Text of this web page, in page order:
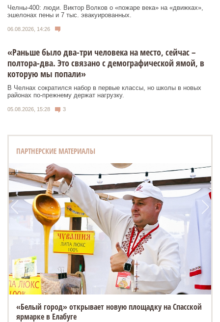
Челны-400: люди. Виктор Волков о «пожаре века» на «движках»,
эшелонах пены и 7 тыс. эвакуированных.
06.08.2026, 14:26
«Раньше было два-три человека на место, сейчас –
полтора-два. Это связано с демографической ямой, в
которую мы попали»
В Челнах сократился набор в первые классы, но школы в новых
районах по-прежнему держат нагрузку.
05.08.2026, 15:28 3
ПАРТНЕРСКИЕ МАТЕРИАЛЫ
«Белый город» открывает новую площадку на Спасской
ярмарке в Елабуге